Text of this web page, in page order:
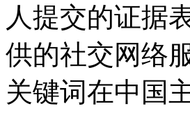
人提交的证据
供的社交网络
关键词在中国